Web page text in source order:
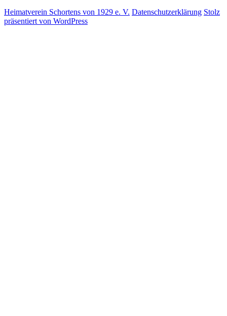
Heimatverein Schortens von 1929 e. V. Datenschutzerklärung Stolz
präsentiert von WordPress